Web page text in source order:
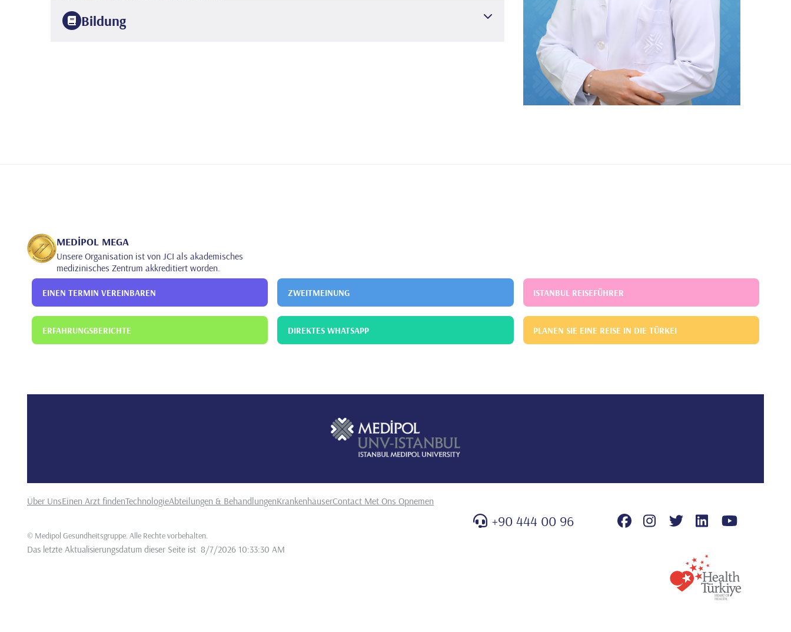
Bildung
MEDİPOL MEGA
Unsere Organisation ist von JCI als akademisches
medizinisches Zentrum akkreditiert worden.
EINEN TERMIN VEREINBAREN ZWEITMEINUNG ISTANBUL REISEFÜHRER
ERFAHRUNGSBERICHTE DIREKTES WHATSAPP PLANEN SIE EINE REISE IN DIE TÜRKEI
Über UnsEinen Arzt findenTechnologieAbteilungen & BehandlungenKrankenhäuserContact Met Ons Opnemen
© Medipol Gesundheitsgruppe. Alle Rechte vorbehalten.
Das letzte Aktualisierungsdatum dieser Seite ist 8/7/2026 10:33:30 AM
+90 444 00 96